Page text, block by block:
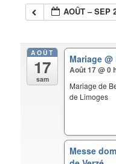
AOÛT – SEP
AOÛT
17
sam
Mariage @
Août 17 @ 0
Mariage de
de Limoges
Messe